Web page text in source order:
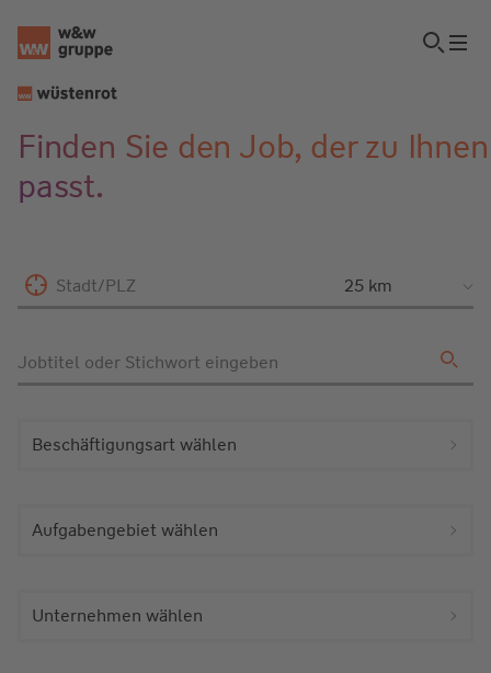
Finden Sie den Job, der zu Ihnen
passt.
Stadt/PLZ
Jobtitel oder Stichwort eingeben
Beschäftigungsart wählen
Aufgabengebiet wählen
Unternehmen wählen